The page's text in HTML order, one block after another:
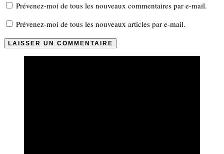
Prévenez-moi de tous les nouveaux commentaires par e-mail.
Prévenez-moi de tous les nouveaux articles par e-mail.